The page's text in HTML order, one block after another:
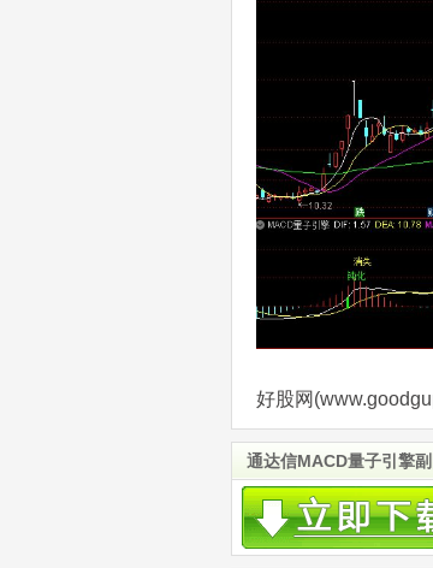
好股网
通达信MACD量子引擎